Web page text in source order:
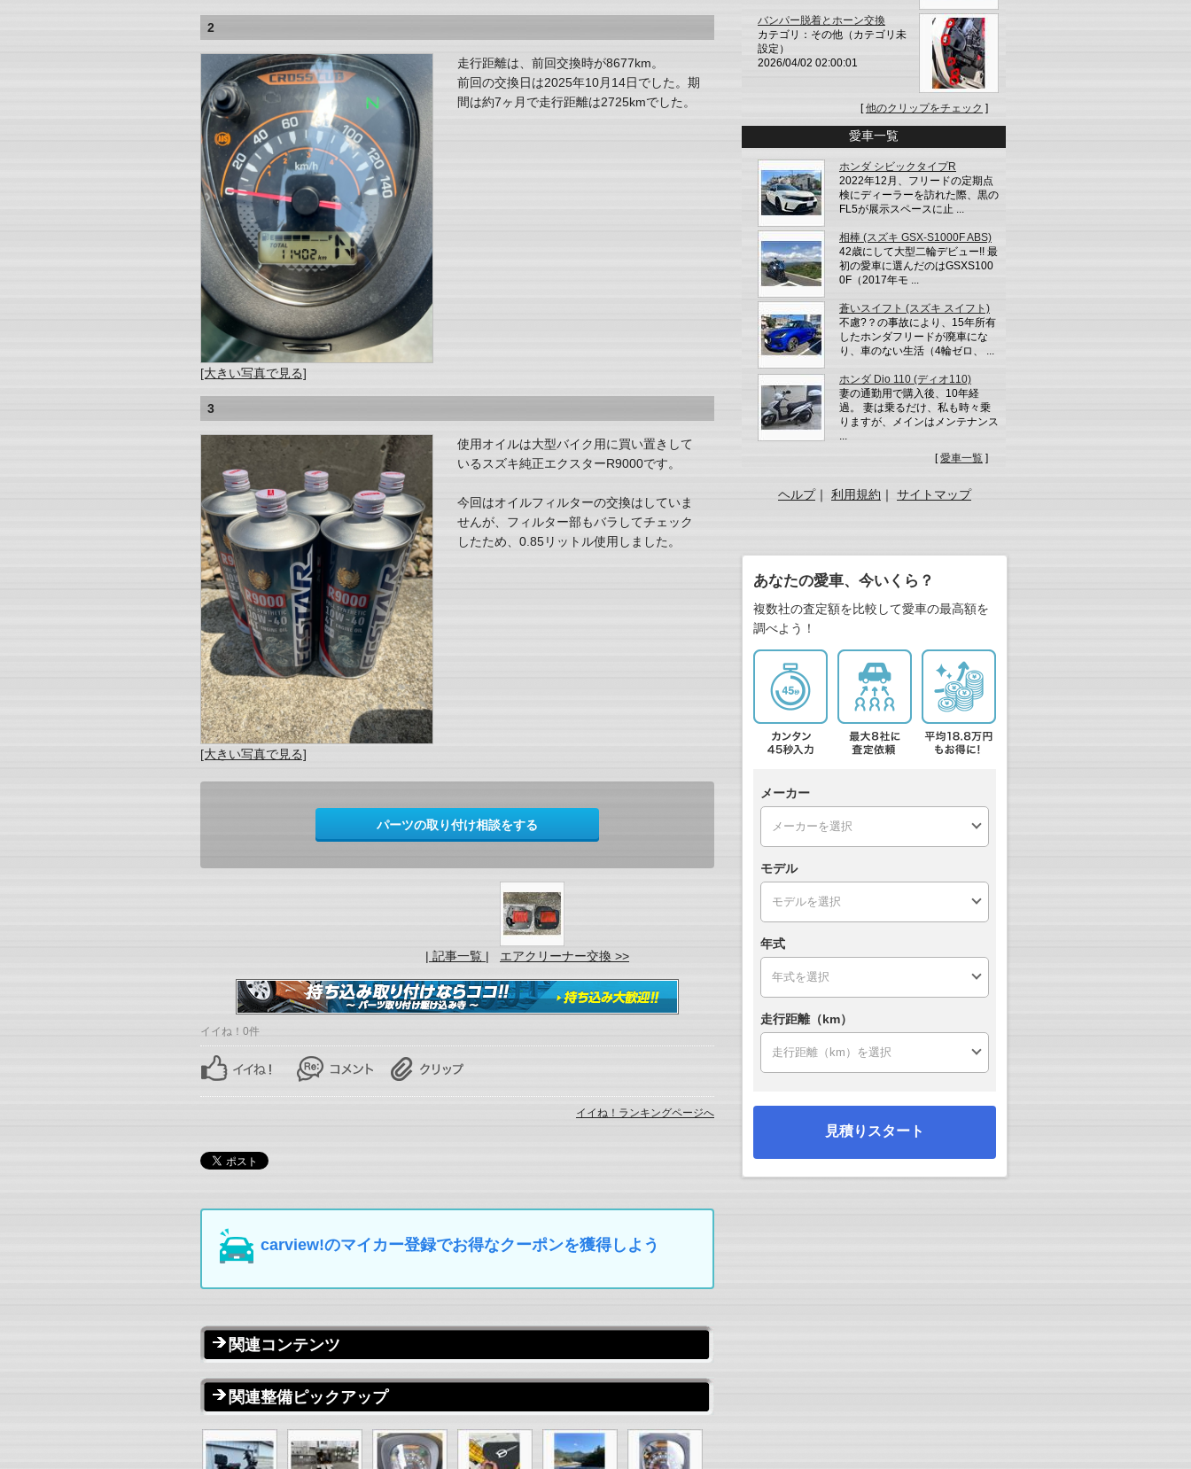
2
[大きい写真で見る]
走行距離は、前回交換時が8677km。
前回の交換日は2025年10月14日でした。期
間は約7ヶ月で走行距離は2725kmでした。
3
[大きい写真で見る]
使用オイルは大型バイク用に買い置きして
いるスズキ純正エクスターR9000です。
今回はオイルフィルターの交換はしていま
せんが、フィルター部もバラしてチェック
したため、0.85リットル使用しました。
パーツの取り付け相談をする
| 記事一覧 | エアクリーナー交換 >>
イイね！0件
イイね！ランキングページへ
carview!のマイカー登録でお得なクーポンを獲得しよう
関連コンテンツ
関連整備ピックアップ
バンパー脱着とホーン交換
カテゴリ：その他（カテゴリ未
設定）
2026/04/02 02:00:01
[他のクリップをチェック ]
愛車一覧
ホンダ シビックタイプR
2022年12月、フリードの定期点
検にディーラーを訪れた際、黒の
FL5が展示スペースに止 ...
相棒 (スズキ GSX-S1000F ABS)
42歳にして大型二輪デビュー!! 最
初の愛車に選んだのはGSXS100
0F（2017年モ ...
蒼いスイフト (スズキ スイフト)
不慮?？の事故により、15年所有
したホンダフリードが廃車にな
り、車のない生活（4輪ゼロ、 ...
ホンダ Dio 110 (ディオ110)
妻の通勤用で購入後、10年経
過。 妻は乗るだけ、私も時々乗
りますが、メインはメンテナンス
...
[愛車一覧 ]
ヘルプ｜ 利用規約 ｜ サイトマップ
あなたの愛車、今いくら？
複数社の査定額を比較して愛車の最高額を
調べよう！
メーカー
モデル
年式
走行距離（km）
見積りスタート